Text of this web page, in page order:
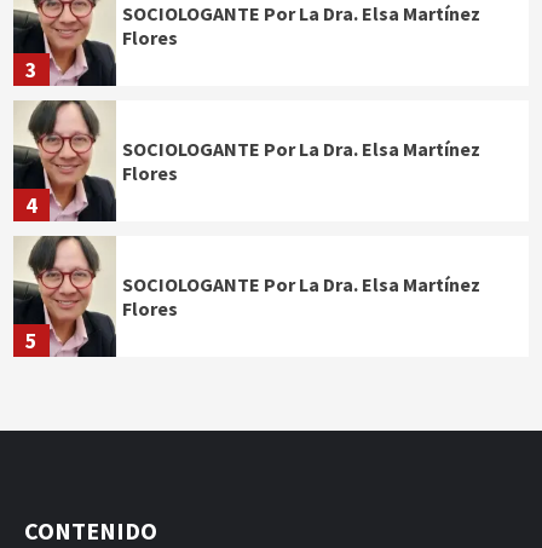
3
SOCIOLOGANTE Por La Dra. Elsa Martínez
Flores
4
SOCIOLOGANTE Por La Dra. Elsa Martínez
Flores
5
SOCIOLOGANTE Por La Dra. Elsa Martínez
Flores
CONTENIDO